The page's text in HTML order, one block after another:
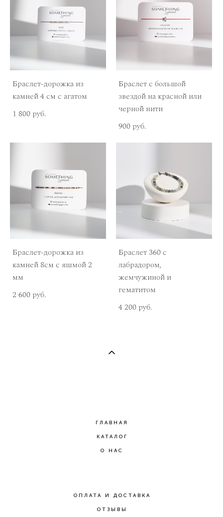
Браслет-дорожка из
камней 4 см с агатом
1 800 pуб.
Браслет с большой
звездой на красной или
черной нити
900 pуб.
Браслет-дорожка из
камней 8см с яшмой 2
мм
2 600 pуб.
Браслет 360 с
лабрадором,
жемчужиной и
гематитом
4 200 pуб.
ГЛАВНАЯ
КАТАЛОГ
О НАС
ОПЛАТА И ДОСТАВКА
ОТЗЫВЫ